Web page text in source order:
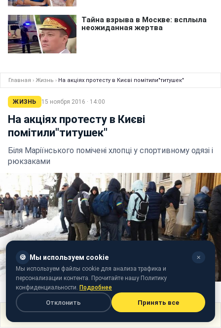
Главная › Жизнь › На акціях протесту в Києві помітили"титушек"
ЖИЗНЬ 15 ноября 2016 · 14:00
На акціях протесту в Києві
помітили"титушек"
Біля Маріїнського помічені хлопці у спортивному одязі і
рюкзаками
Фото: Хлопці спортивної зовнішності в Києві (facebook.com/gnap.ua)
Поделиться
🍪 Мы используем cookie ✕
Мы используем файлы cookie для анализа трафика и
персонализации контента. Прочитайте нашу Политику
конфиденциальности. Подробнее
Отклонить Принять все